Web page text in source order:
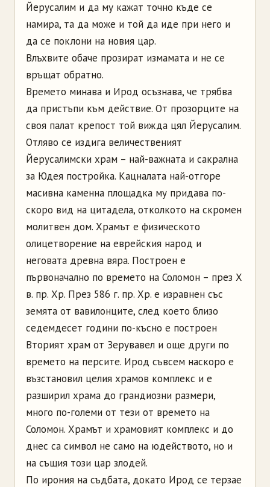
Йерусалим и да му кажат точно къде се
намира, та да може и той да иде при него и
да се поклони на новия цар.
Влъхвите обаче прозират измамата и не се
връщат обратно.
Времето минава и Ирод осъзнава, че трябва
да пристъпи към действие. От прозорците на
своя палат крепост той вижда цял Йерусалим.
Отляво се издига величественият
Йерусалимски храм – най-важната и сакрална
за Юдея постройка. Кацналата най-отгоре
масивна каменна площадка му придава по-
скоро вид на цитадела, отколкото на скромен
молитвен дом. Храмът е физическото
олицетворение на еврейския народ и
неговата древна вяра. Построен е
първоначално по времето на Соломон – през Х
в. пр. Хр. През 586 г. пр. Хр. е изравнен със
земята от вавилонците, след което близо
седемдесет години по-късно е построен
Вторият храм от Зерувавел и още други по
времето на персите. Ирод съвсем наскоро е
възстановил целия храмов комплекс и е
разширил храма до грандиозни размери,
много по-големи от тези от времето на
Соломон. Храмът и храмовият комплекс и до
днес са символ не само на юдейството, но и
на същия този цар злодей.
По ирония на съдбата, докато Ирод се терзае